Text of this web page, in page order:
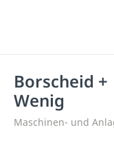
Borscheid +
Wenig
Maschinen- und